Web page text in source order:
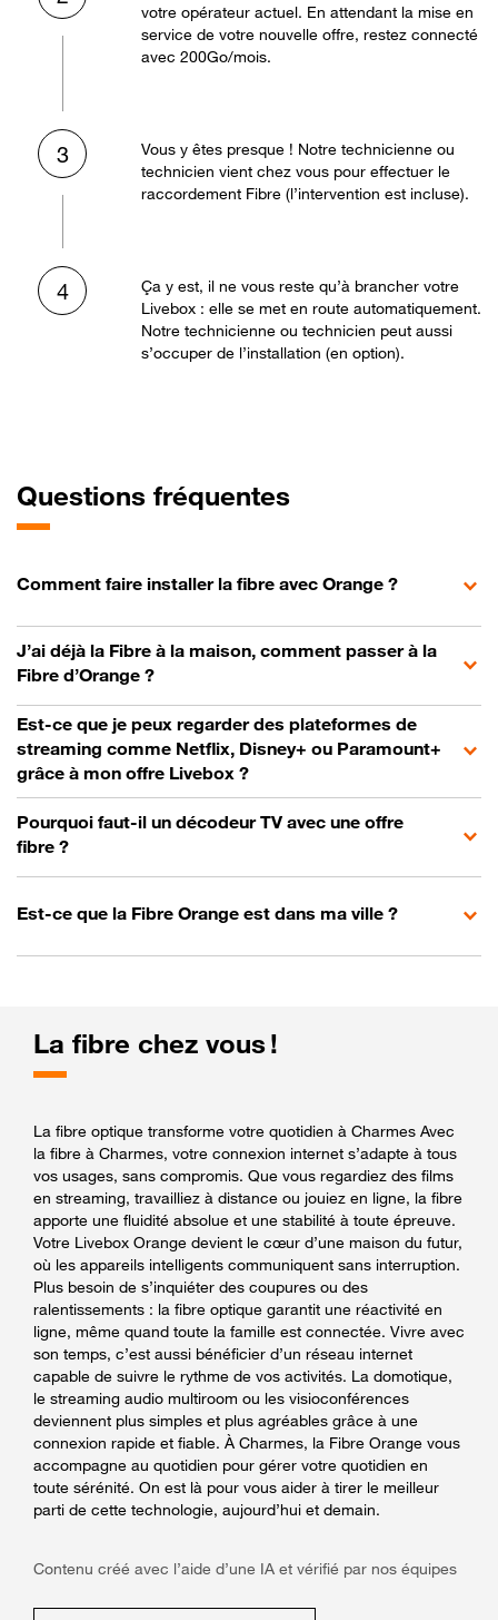
votre opérateur actuel. En attendant la mise en
service de votre nouvelle offre, restez connecté
avec 200Go/mois.
3
Vous y êtes presque ! Notre technicienne ou
technicien vient chez vous pour effectuer le
raccordement Fibre (l’intervention est incluse).
4
Ça y est, il ne vous reste qu’à brancher votre
Livebox : elle se met en route automatiquement.
Notre technicienne ou technicien peut aussi
s’occuper de l’installation (en option).
Questions fréquentes
Comment faire installer la fibre avec Orange ?
J’ai déjà la Fibre à la maison, comment passer à la
Fibre d’Orange ?
Est-ce que je peux regarder des plateformes de
streaming comme Netflix, Disney+ ou Paramount+
grâce à mon offre Livebox ?
Pourquoi faut-il un décodeur TV avec une offre
fibre ?
Est-ce que la Fibre Orange est dans ma ville ?
La fibre chez vous !
La fibre optique transforme votre quotidien à Charmes Avec
la fibre à Charmes, votre connexion internet s’adapte à tous
vos usages, sans compromis. Que vous regardiez des films
en streaming, travailliez à distance ou jouiez en ligne, la fibre
apporte une fluidité absolue et une stabilité à toute épreuve.
Votre Livebox Orange devient le cœur d’une maison du futur,
où les appareils intelligents communiquent sans interruption.
Plus besoin de s’inquiéter des coupures ou des
ralentissements : la fibre optique garantit une réactivité en
ligne, même quand toute la famille est connectée. Vivre avec
son temps, c’est aussi bénéficier d’un réseau internet
capable de suivre le rythme de vos activités. La domotique,
le streaming audio multiroom ou les visioconférences
deviennent plus simples et plus agréables grâce à une
connexion rapide et fiable. À Charmes, la Fibre Orange vous
accompagne au quotidien pour gérer votre quotidien en
toute sérénité. On est là pour vous aider à tirer le meilleur
parti de cette technologie, aujourd’hui et demain.
Contenu créé avec l’aide d’une IA et vérifié par nos équipes